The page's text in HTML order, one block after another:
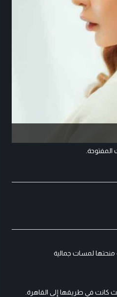
المفتوحة.
منحتها لمسات جمالية
كانت في طريقها إلى القاهرة.